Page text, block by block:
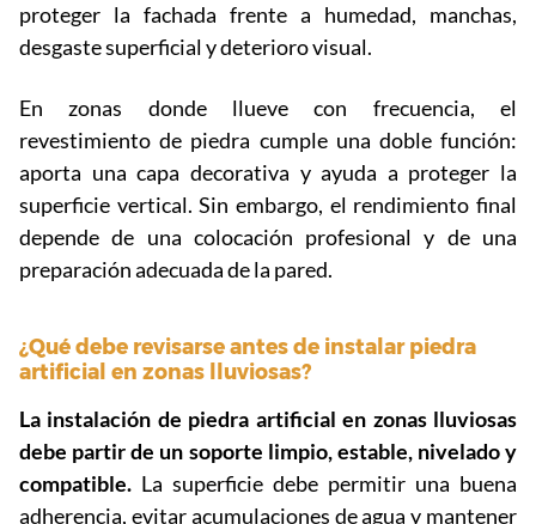
proteger la fachada frente a humedad, manchas,
desgaste superficial y deterioro visual.
En zonas donde llueve con frecuencia, el
revestimiento de piedra cumple una doble función:
aporta una capa decorativa y ayuda a proteger la
superficie vertical. Sin embargo, el rendimiento final
depende de una colocación profesional y de una
preparación adecuada de la pared.
¿Qué debe revisarse antes de instalar piedra
artificial en zonas lluviosas?
La instalación de piedra artificial en zonas lluviosas
debe partir de un soporte limpio, estable, nivelado y
compatible. La superficie debe permitir una buena
adherencia, evitar acumulaciones de agua y mantener